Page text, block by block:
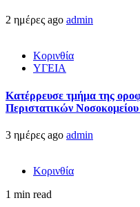
2 ημέρες ago admin
Κορινθία
ΥΓΕΙΑ
Kατέρρευσε τμήμα της
Περιστατικών
3 ημέρες ago admin
Κορινθία
1 min read